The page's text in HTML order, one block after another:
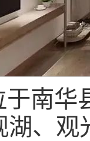
南华
湖、